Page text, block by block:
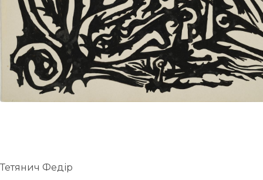
UA
ENG
Тетянич Федір